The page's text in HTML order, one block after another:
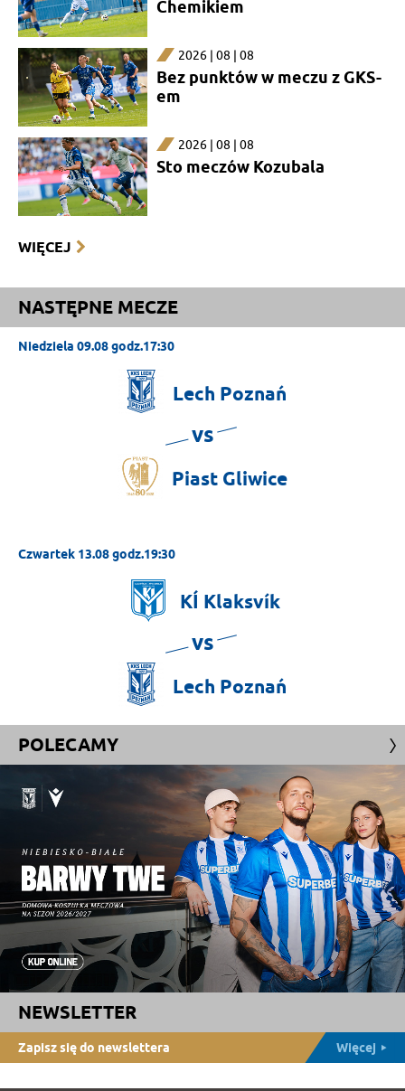
Chemikiem
2026 | 08 | 08
Bez punktów w meczu z GKS-
em
2026 | 08 | 08
Sto meczów Kozubala
WIĘCEJ
NASTĘPNE MECZE
Niedziela 09.08 godz.17:30
Lech Poznań
vs
Piast Gliwice
Czwartek 13.08 godz.19:30
KÍ Klaksvík
vs
Lech Poznań
POLECAMY
NEWSLETTER
Zapisz się do newslettera Więcej